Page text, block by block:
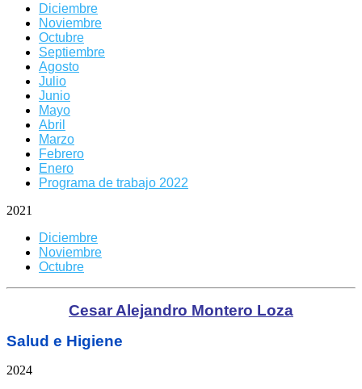
Diciembre
Noviembre
Octubre
Septiembre
Agosto
Julio
Junio
Mayo
Abril
Marzo
Febrero
Enero
Programa de trabajo 2022
2021
Diciembre
Noviembre
Octubre
Cesar Alejandro Montero Loza
Salud e Higiene
2024